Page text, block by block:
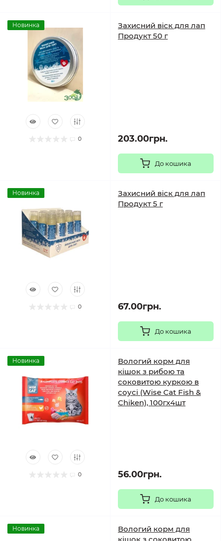
Новинка
0
Захисний віск для лап
Продукт 50 г
203.00грн.
До кошика
Новинка
0
Захисний віск для лап
Продукт 5 г
67.00грн.
До кошика
Новинка
0
Вологий корм для
кішок з рибою та
соковитою куркою в
соусі (Wise Cat Fish &
Chiken), 100гх4шт
56.00грн.
До кошика
Новинка
Вологий корм для